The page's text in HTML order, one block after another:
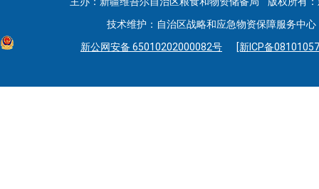
技术维护：自治区战略和应急物资保障服务中
新公网安备 65010202000082号
[新ICP备